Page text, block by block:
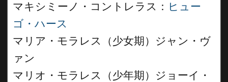
マキシミーノ・コントレラス： ヒュー
ゴ・ハース
マリア・モラレス（少女期）ジャン・ヴ
ァン
マリオ・モラレス（少年期）ジョーイ・